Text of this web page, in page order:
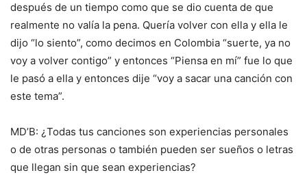
después de un tiempo como que se dio cuenta de que
realmente no valía la pena. Quería volver con ella y ella le
dijo “lo siento”, como decimos en Colombia “suerte, ya no
voy a volver contigo” y entonces “Piensa en mí” fue lo que
le pasó a ella y entonces dije “voy a sacar una canción con
este tema”.
MD’B: ¿Todas tus canciones son experiencias personales
o de otras personas o también pueden ser sueños o letras
que llegan sin que sean experiencias?